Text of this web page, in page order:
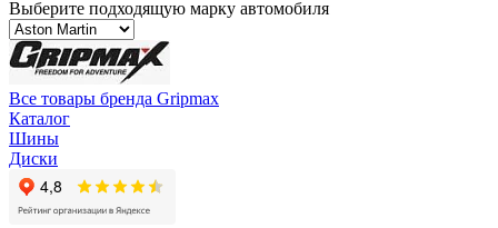
Выберите подходящую марку автомобиля
Все товары бренда Gripmax
Каталог
Шины
Диски